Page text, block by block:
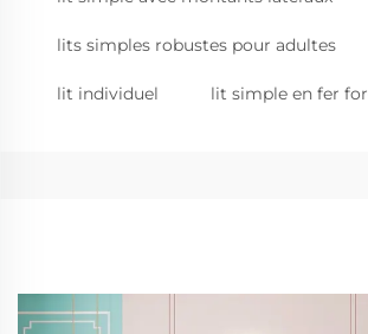
lits simples robustes pour adultes
lit individuel lit simple en fer